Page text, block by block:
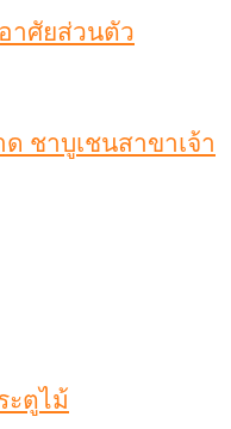
าศัยส่วนตัว
ชาบูเชนสาขาเจ้า
ะตูไม้